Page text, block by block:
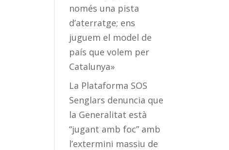
només una pista
d’aterratge; ens
juguem el model de
país que volem per
Catalunya»
La Plataforma SOS
Senglars denuncia que
la Generalitat està
“jugant amb foc” amb
l’extermini massiu de